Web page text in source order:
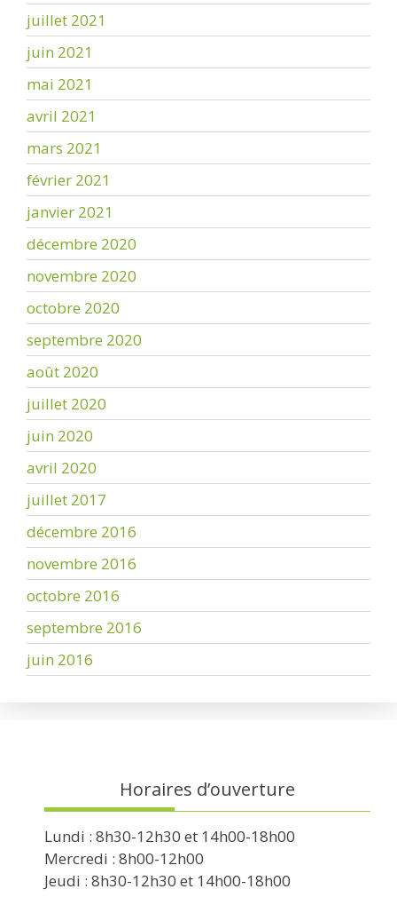
juillet 2021
juin 2021
mai 2021
avril 2021
mars 2021
février 2021
janvier 2021
décembre 2020
novembre 2020
octobre 2020
septembre 2020
août 2020
juillet 2020
juin 2020
avril 2020
juillet 2017
décembre 2016
novembre 2016
octobre 2016
septembre 2016
juin 2016
Horaires d’ouverture
Lundi : 8h30-12h30 et 14h00-18h00
Mercredi : 8h00-12h00
Jeudi : 8h30-12h30 et 14h00-18h00